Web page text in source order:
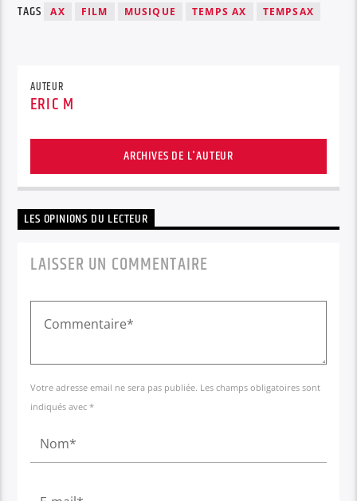
TAGS AX FILM MUSIQUE TEMPS AX TEMPSAX
AUTEUR
ERIC M
ARCHIVES DE L'AUTEUR
LES OPINIONS DU LECTEUR
LAISSER UN COMMENTAIRE
Votre adresse email ne sera pas publiée. Les champs obligatoires sont
indiqués avec *